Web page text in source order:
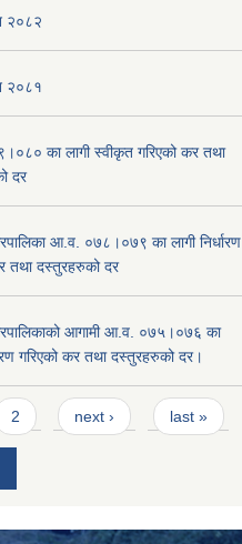
२०८२
२०८१
का लागी स्वीकृत गरिएको कर तथा
दर
आ.व. ०७८।०७९ का लागी निर्धारण
तथा दस्तुरहरुको दर
आगामी आ.व. ०७५।०७६ का
गरिएको कर तथा दस्तुरहरुको दर।
2 next › last »